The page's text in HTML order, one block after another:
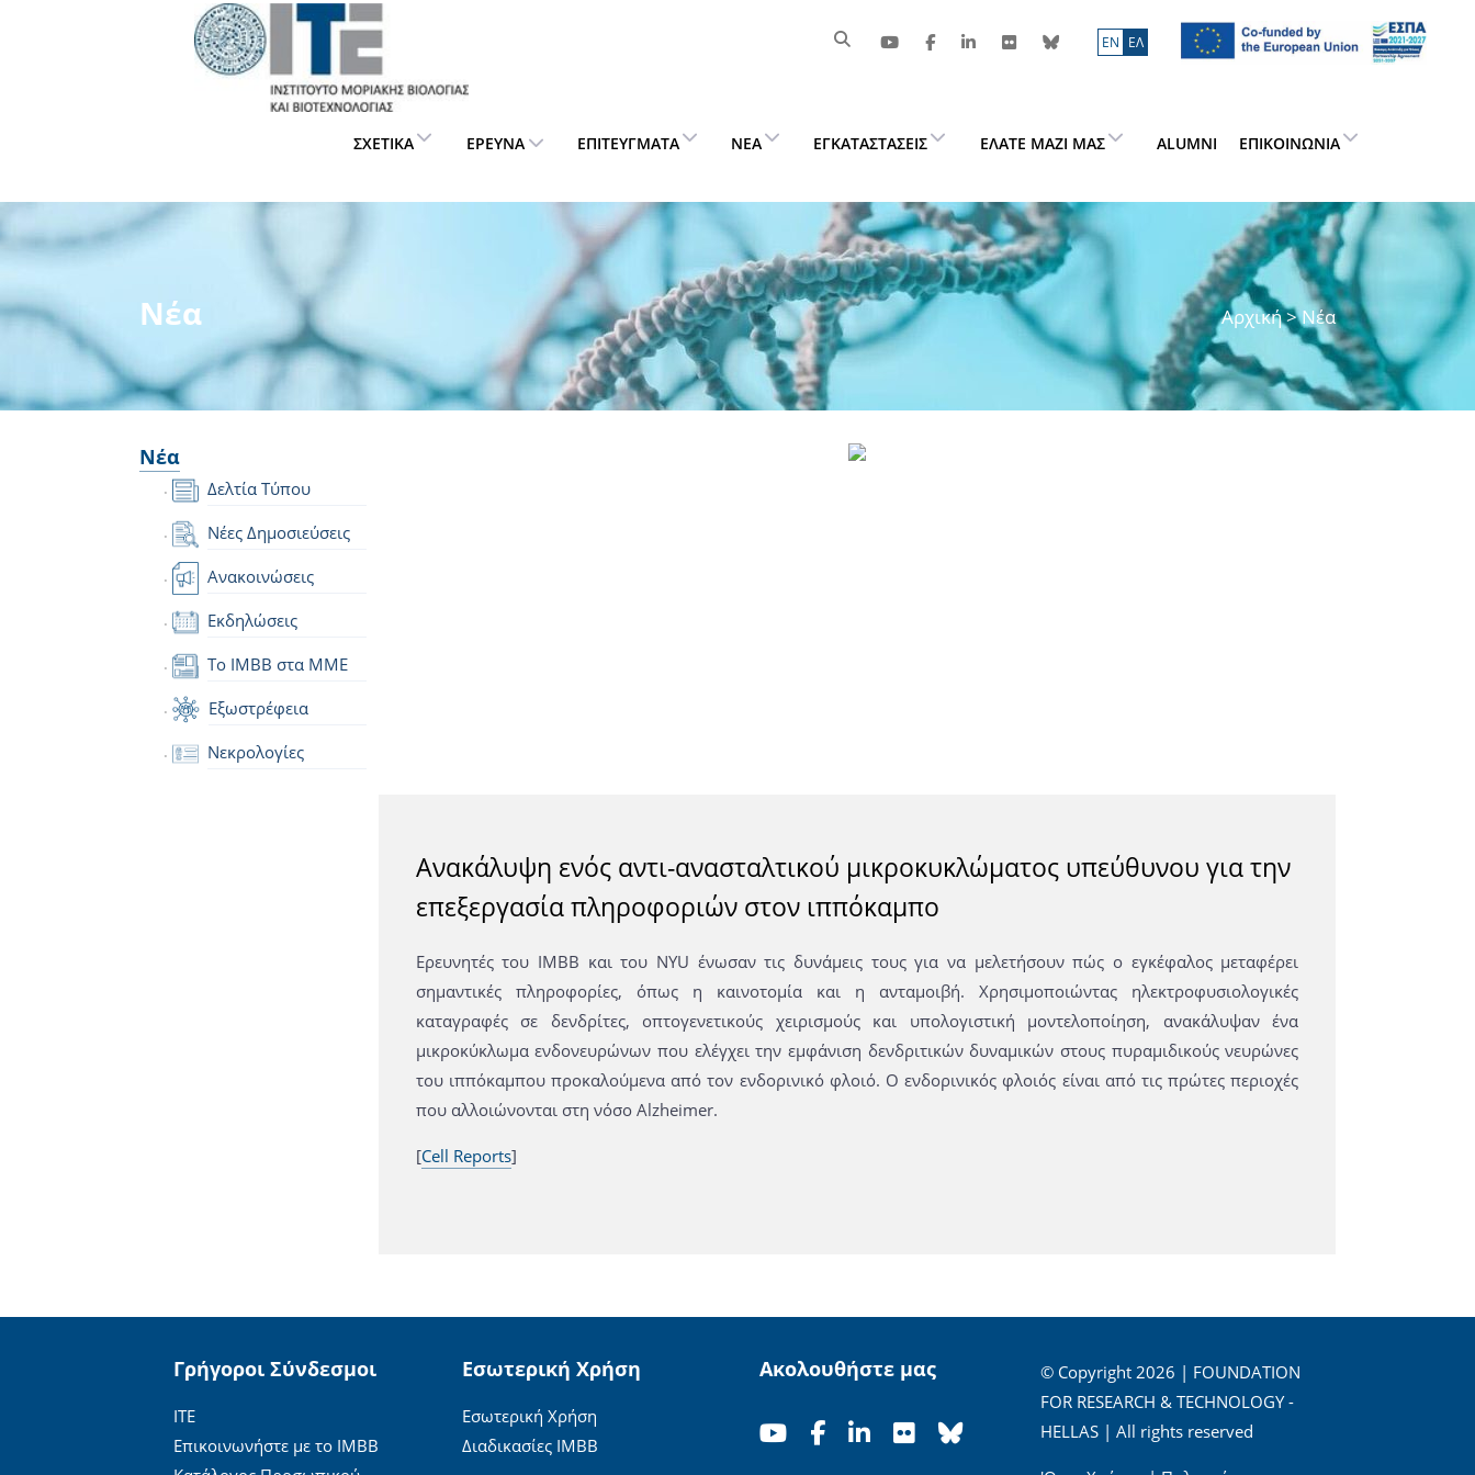
ΕN ΕΛ
ΣΧΕΤΙΚΆ ΈΡΕΥΝΑ ΕΠΙΤΕΎΓΜΑΤΑ ΝΈΑ ΕΓΚΑΤΑΣΤΆΣΕΙΣ ΕΛΆΤΕ ΜΑΖΊ ΜΑΣ ALUMNI ΕΠΙΚΟΙΝΩΝΊΑ
Νέα Αρχική> Νέα
Νέα
Δελτία Τύπου
Νέες Δημοσιεύσεις
Ανακοινώσεις
Εκδηλώσεις
Το IMBB στα ΜΜΕ
Εξωστρέφεια
Νεκρολογίες
Ανακάλυψη ενός αντι-ανασταλτικού μικροκυκλώματος υπεύθυνου για την
επεξεργασία πληροφοριών στον ιππόκαμπο
Ερευνητές του IMBB και του NYU ένωσαν τις δυνάμεις τους για να μελετήσουν πώς ο εγκέφαλος μεταφέρει
σημαντικές πληροφορίες, όπως η καινοτομία και η ανταμοιβή. Χρησιμοποιώντας ηλεκτροφυσιολογικές
καταγραφές σε δενδρίτες, οπτογενετικούς χειρισμούς και υπολογιστική μοντελοποίηση, ανακάλυψαν ένα
μικροκύκλωμα ενδονευρώνων που ελέγχει την εμφάνιση δενδριτικών δυναμικών στους πυραμιδικούς νευρώνες
του ιππόκαμπου προκαλούμενα από τον ενδορινικό φλοιό. Ο ενδορινικός φλοιός είναι από τις πρώτες περιοχές
που αλλοιώνονται στη νόσο Alzheimer.
[Cell Reports]
Γρήγοροι Σύνδεσμοι
ΙΤΕ
Επικοινωνήστε με το ΙΜΒΒ
Εσωτερική Χρήση
Εσωτερική Χρήση
Διαδικασίες ΙΜΒΒ
Ακολουθήστε μας
© Copyright 2026 | FOUNDATION
FOR RESEARCH & TECHNOLOGY -
HELLAS | All rights reserved